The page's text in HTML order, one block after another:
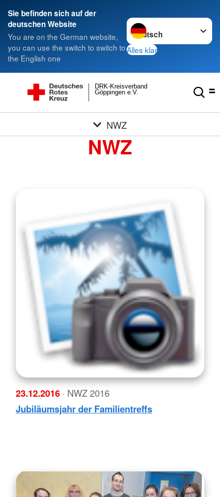
Sie befinden sich auf der
deutschen Website
You are on the German website,
you can use the switch to switch to
the English one
Sprache wechseln zu
Alles klar
Göppingen e.V.
DRK-Kreisverband
NWZ
NWZ
23.12.2016 · NWZ 2016
Jubiläumsjahr der Familientreffs